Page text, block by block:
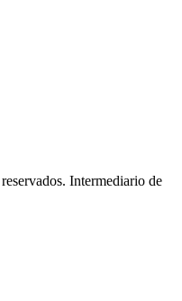
Intermediario de